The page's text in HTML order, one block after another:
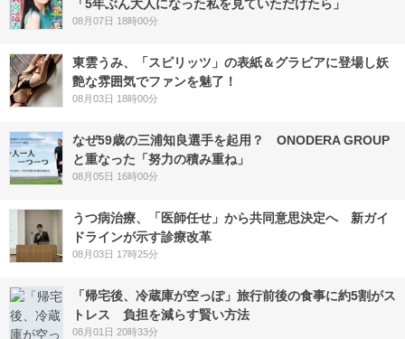
「5年ぶん大人になった私を見ていただけたら」
08月07日 18時00分
東雲うみ、「スピリッツ」の表紙＆グラビアに登場し妖
艶な雰囲気でファンを魅了！
08月03日 18時00分
なぜ59歳の三浦知良選手を起用？ ONODERA GROUP
と重なった「努力の積み重ね」
08月05日 16時00分
うつ病治療、「医師任せ」から共同意思決定へ 新ガイ
ドラインが示す診療改革
08月03日 17時25分
「帰宅後、冷蔵庫が空っぽ」旅行前後の食事に約5割がス
トレス 負担を減らす賢い方法
08月01日 20時33分